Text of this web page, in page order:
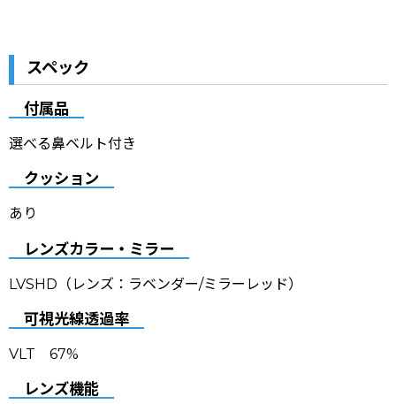
スペック
付属品
選べる鼻ベルト付き
クッション
あり
レンズカラー・ミラー
LVSHD（レンズ：ラベンダー/ミラーレッド）
可視光線透過率
VLT 67%
レンズ機能